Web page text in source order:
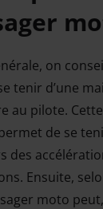
on
tenir d’une
au pilote. Cette
de se
des
Ensuite,
moto